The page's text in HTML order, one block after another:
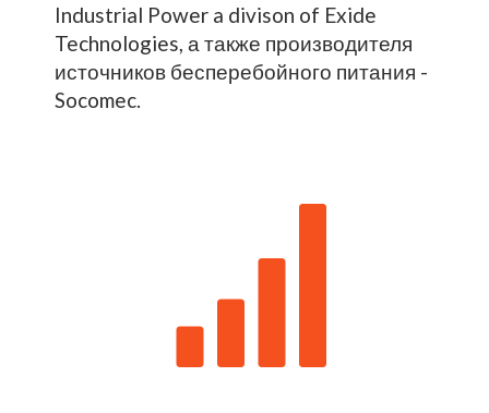
Industrial Power a divison of Exide
Technologies, а также производителя
источников бесперебойного питания -
Socomec.